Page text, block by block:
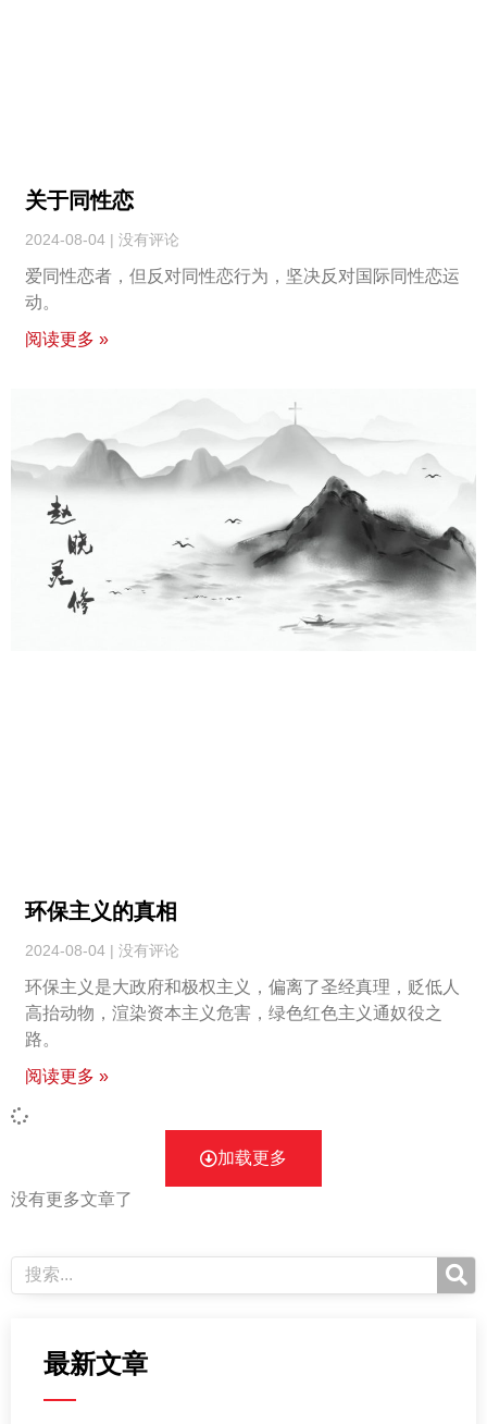
关于同性恋
2024-08-04 没有评论
爱同性恋者，但反对同性恋行为，坚决反对国际同性恋运
动。
阅读更多 »
环保主义的真相
2024-08-04 没有评论
环保主义是大政府和极权主义，偏离了圣经真理，贬低人
高抬动物，渲染资本主义危害，绿色红色主义通奴役之
路。
阅读更多 »
加载更多
没有更多文章了
最新文章